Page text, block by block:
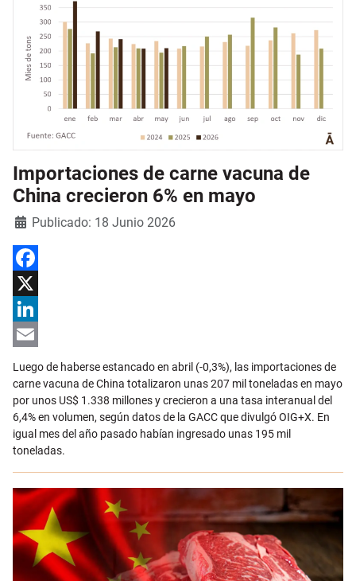
Importaciones de carne vacuna de
China crecieron 6% en mayo
DetallesPublicado: 18 Junio 2026
Facebook
X
LinkedIn
Email
Luego de haberse estancado en abril (-0,3%), las importaciones de
carne vacuna de China totalizaron unas 207 mil toneladas en mayo
por unos US$ 1.338 millones y crecieron a una tasa interanual del
6,4% en volumen, según datos de la GACC que divulgó OIG+X. En
igual mes del año pasado habían ingresado unas 195 mil
toneladas.